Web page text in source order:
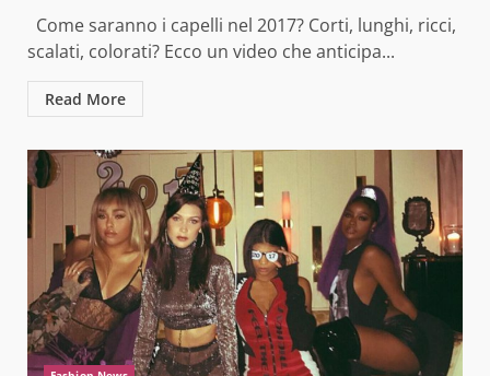
Come saranno i capelli nel 2017? Corti, lunghi, ricci,
scalati, colorati? Ecco un video che anticipa...
Read More